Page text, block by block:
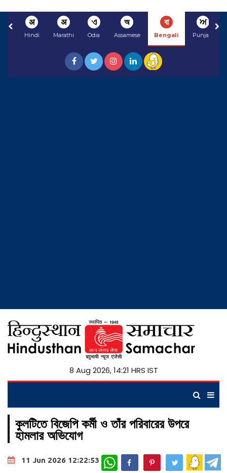
अ
Hindi
अ
Marathi
ଏ
Odia
অ
Assamese
বা
Bengali
ਅ
Punjabi
8 Aug 2026, 14:21 HRS IST
কুলটিতে বিজেপি কর্মী ও তাঁর পরিবারের উপরে
হামলার অভিযোগ
11 Jun 2026 12:22:53 WhatsApp